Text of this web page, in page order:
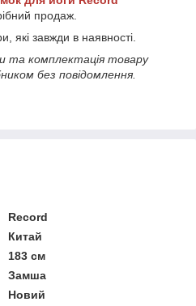
продаж.
які завжди в наявності.
та комплектація товару
без повідомлення.
Record
Китай
183 см
Замша
Новий